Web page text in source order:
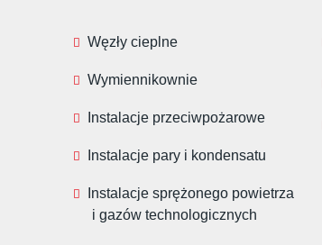
Węzły cieplne
Wymiennikownie
Instalacje przeciwpożarowe
Instalacje pary i kondensatu
Instalacje sprężonego powietrza
i gazów technologicznych